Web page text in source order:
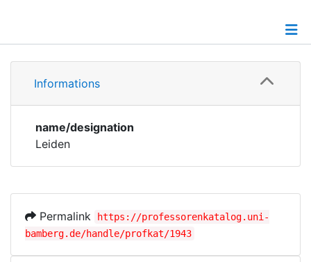
Places
Historic matricle
Informations
Informations
name/designation
Leiden
Permalink
https://professorenkatalog.uni-
bamberg.de/handle/profkat/1943